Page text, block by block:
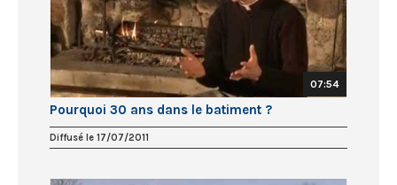
07:54
Pourquoi 30 ans dans le batiment ?
Diffusé le 17/07/2011